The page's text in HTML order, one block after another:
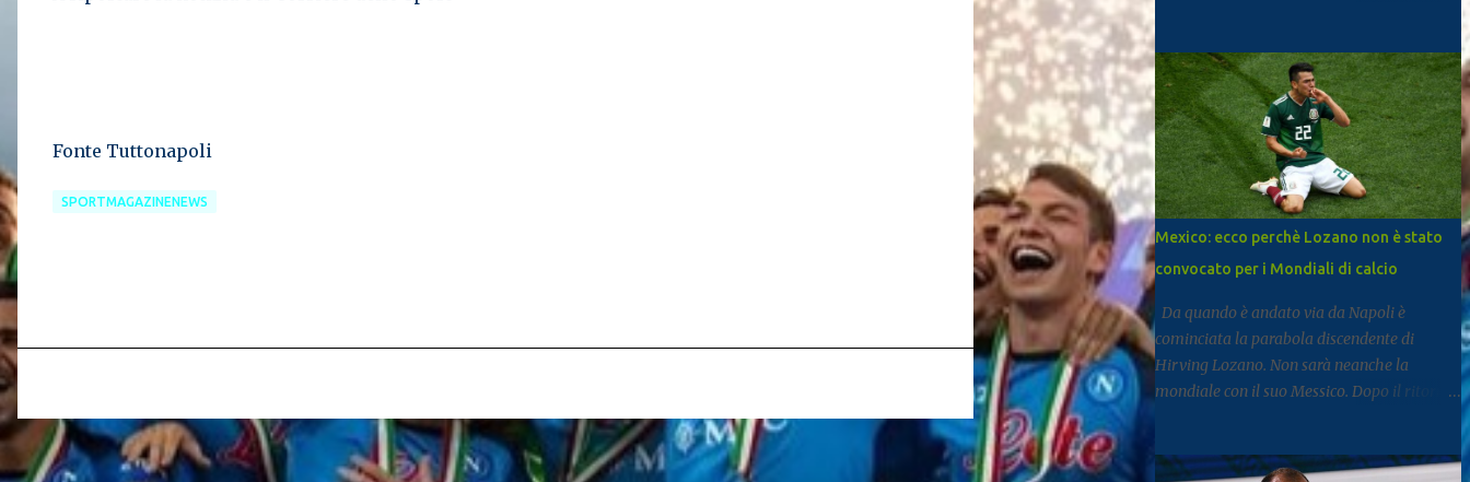
Fonte Tuttonapoli
SPORTMAGAZINENEWS
3,3%, segnale di un settore che continua a
rafforzarsi e ad attirare visitatori da tutto il
mondo. I dati arrivano dal report dell’Istat
dedicato al turismo, pubblicato come di
consueto con alcuni mesi di ritardo ma utile
per fotografare l’andamento complessivo
del comparto nella regione. Napoli e
Sorrento trainano il settore: Tra le principali
destinazioni spicca Napoli, che con 3,8
milioni di presenze si posiziona al
dodicesimo posto tra le mete turistiche
italiane, risultando la città con il miglior
risultato nel Mezzogiorno. Subito dopo si
anche per alcuni dati particolari. Circa il
Mexico: ecco perchè Lozano non è stato
convocato per i Mondiali di calcio
Da quando è andato via da Napoli è
cominciata la parabola discendente di
Hirving Lozano. Non sarà neanche la
mondiale con il suo Messico. Dopo il ritorno
Diego dal gennaio 2025, Lozano ha firmato